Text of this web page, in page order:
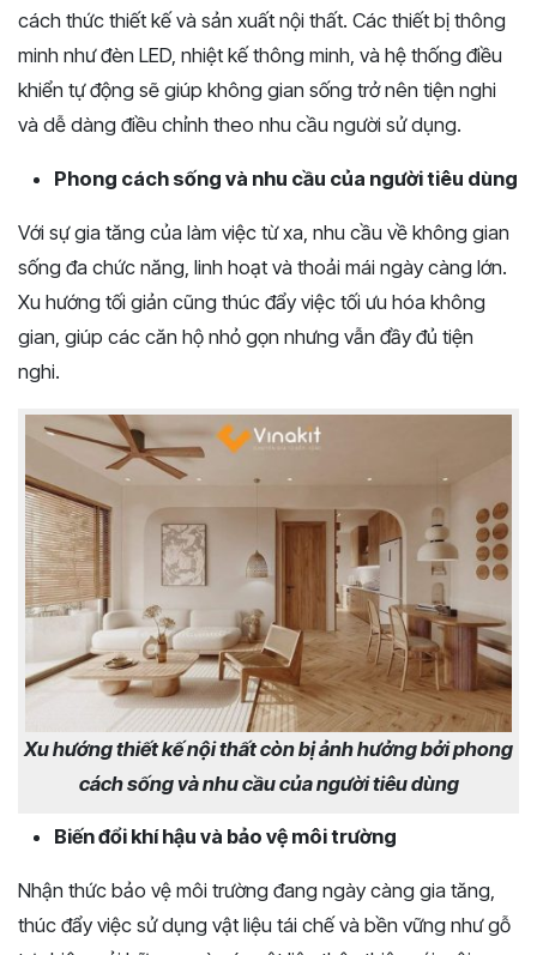
cách thức thiết kế và sản xuất nội thất. Các thiết bị thông
minh như đèn LED, nhiệt kế thông minh, và hệ thống điều
khiển tự động sẽ giúp không gian sống trở nên tiện nghi
và dễ dàng điều chỉnh theo nhu cầu người sử dụng.
Phong cách sống và nhu cầu của người tiêu dùng
Với sự gia tăng của làm việc từ xa, nhu cầu về không gian
sống đa chức năng, linh hoạt và thoải mái ngày càng lớn.
Xu hướng tối giản cũng thúc đẩy việc tối ưu hóa không
gian, giúp các căn hộ nhỏ gọn nhưng vẫn đầy đủ tiện
nghi.
Xu hướng thiết kế nội thất còn bị ảnh hưởng bởi phong
cách sống và nhu cầu của người tiêu dùng
Biến đổi khí hậu và bảo vệ môi trường
Nhận thức bảo vệ môi trường đang ngày càng gia tăng,
thúc đẩy việc sử dụng vật liệu tái chế và bền vững như gỗ